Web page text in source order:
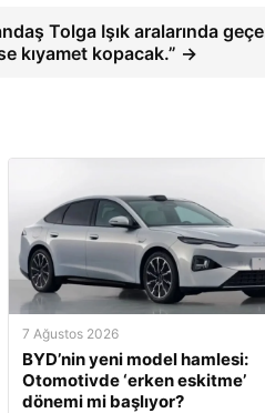
Tolga Işık aralarında
kıyamet kopacak.” →
7 Ağustos 2026
BYD’nin yeni model hamlesi:
Otomotivde ‘erken eskitme’
dönemi mi başlıyor?